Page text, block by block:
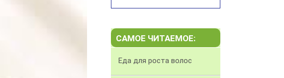
САМОЕ ЧИТАЕМОЕ:
Еда для роста волос